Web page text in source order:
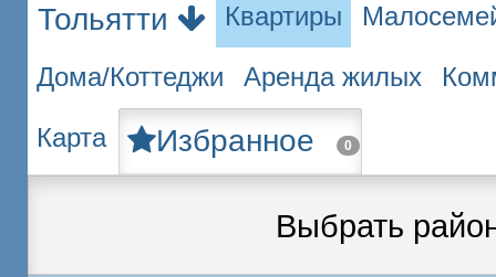
Тольятти Квартиры
Дома/Коттеджи Аренда жилых
Карта Избранное 0
Выбрать